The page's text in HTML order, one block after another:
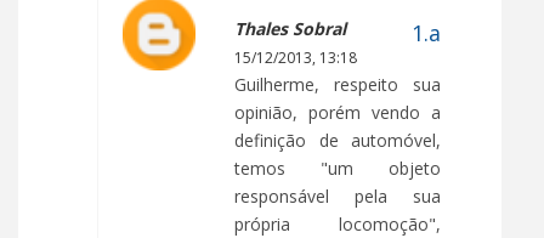
Thales Sobral
15/12/2013, 13:18
Guilherme, respeito sua
opinião, porém vendo a
definição de automóvel,
temos "um objeto
responsável pela sua
própria locomoção",